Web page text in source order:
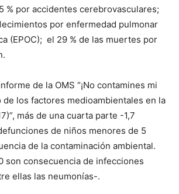
% por accidentes cerebrovasculares;
por enfermedad pulmonar
(EPOC); el 29 % de las muertes por
de la OMS “¡No contamines mi
de los factores medioambientales en la
más de una cuarta parte -1,7
de niños menores de 5
de la contaminación ambiental.
son consecuencia de infecciones
ellas las neumonías-.